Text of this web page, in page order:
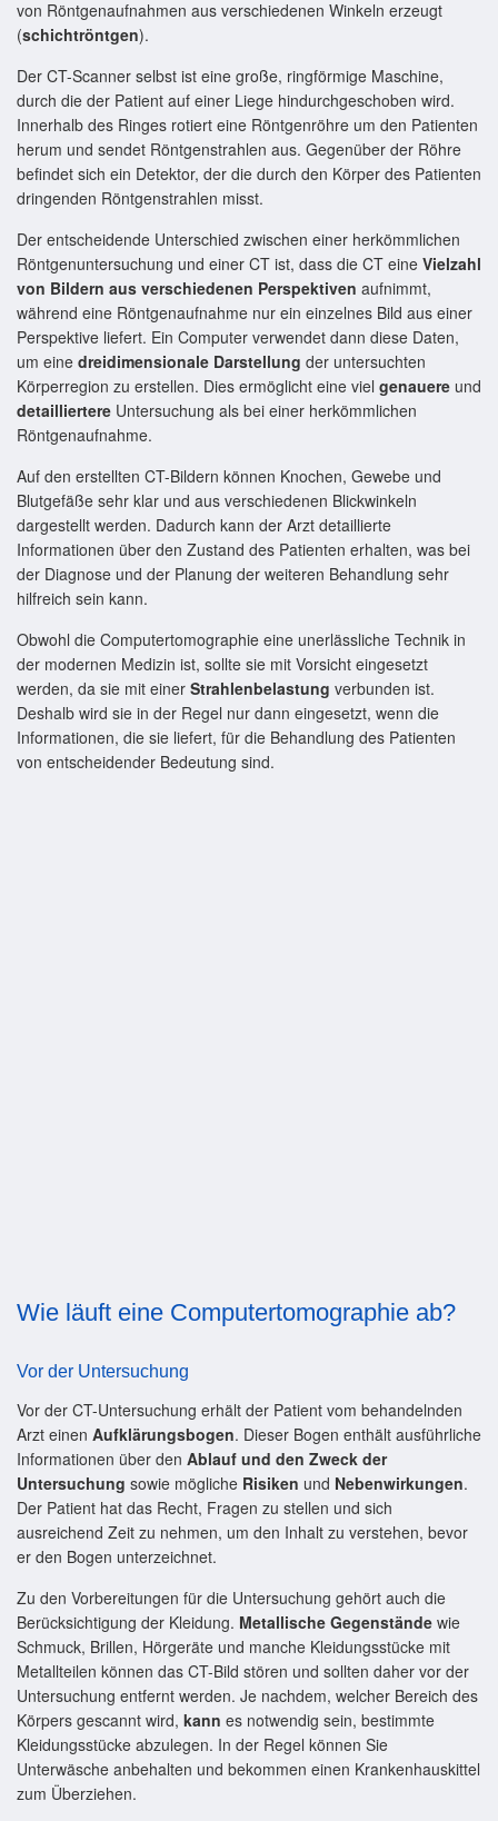
von Röntgenaufnahmen aus verschiedenen Winkeln erzeugt
(schichtröntgen).
Der CT-Scanner selbst ist eine große, ringförmige Maschine,
durch die der Patient auf einer Liege hindurchgeschoben wird.
Innerhalb des Ringes rotiert eine Röntgenröhre um den Patienten
herum und sendet Röntgenstrahlen aus. Gegenüber der Röhre
befindet sich ein Detektor, der die durch den Körper des Patienten
dringenden Röntgenstrahlen misst.
Der entscheidende Unterschied zwischen einer herkömmlichen
Röntgenuntersuchung und einer CT ist, dass die CT eine Vielzahl
von Bildern aus verschiedenen Perspektiven aufnimmt,
während eine Röntgenaufnahme nur ein einzelnes Bild aus einer
Perspektive liefert. Ein Computer verwendet dann diese Daten,
um eine dreidimensionale Darstellung der untersuchten
Körperregion zu erstellen. Dies ermöglicht eine viel genauere und
detailliertere Untersuchung als bei einer herkömmlichen
Röntgenaufnahme.
Auf den erstellten CT-Bildern können Knochen, Gewebe und
Blutgefäße sehr klar und aus verschiedenen Blickwinkeln
dargestellt werden. Dadurch kann der Arzt detaillierte
Informationen über den Zustand des Patienten erhalten, was bei
der Diagnose und der Planung der weiteren Behandlung sehr
hilfreich sein kann.
Obwohl die Computertomographie eine unerlässliche Technik in
der modernen Medizin ist, sollte sie mit Vorsicht eingesetzt
werden, da sie mit einer Strahlenbelastung verbunden ist.
Deshalb wird sie in der Regel nur dann eingesetzt, wenn die
Informationen, die sie liefert, für die Behandlung des Patienten
von entscheidender Bedeutung sind.
Wie läuft eine Computertomographie ab?
Vor der Untersuchung
Vor der CT-Untersuchung erhält der Patient vom behandelnden
Arzt einen Aufklärungsbogen. Dieser Bogen enthält ausführliche
Informationen über den Ablauf und den Zweck der
Untersuchung sowie mögliche Risiken und Nebenwirkungen.
Der Patient hat das Recht, Fragen zu stellen und sich
ausreichend Zeit zu nehmen, um den Inhalt zu verstehen, bevor
er den Bogen unterzeichnet.
Zu den Vorbereitungen für die Untersuchung gehört auch die
Berücksichtigung der Kleidung. Metallische Gegenstände wie
Schmuck, Brillen, Hörgeräte und manche Kleidungsstücke mit
Metallteilen können das CT-Bild stören und sollten daher vor der
Untersuchung entfernt werden. Je nachdem, welcher Bereich des
Körpers gescannt wird, kann es notwendig sein, bestimmte
Kleidungsstücke abzulegen. In der Regel können Sie
Unterwäsche anbehalten und bekommen einen Krankenhauskittel
zum Überziehen.